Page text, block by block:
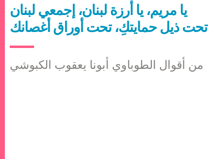
يا مريم، يا أرزة لبنان، إجمعي لبنان
تحت ذيل حمايتكِ، تحت أوراق أغصانك
من أقوال الطوباوي أبونا يعقوب الكبوشي